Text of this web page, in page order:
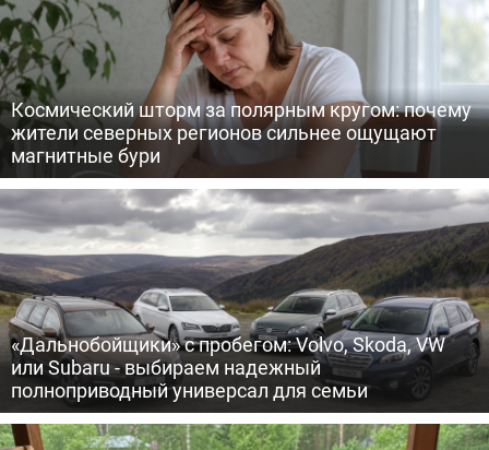
Космический шторм за полярным кругом: почему
жители северных регионов сильнее ощущают
магнитные бури
«Дальнобойщики» с пробегом: Volvo, Skoda, VW
или Subaru - выбираем надежный
полноприводный универсал для семьи